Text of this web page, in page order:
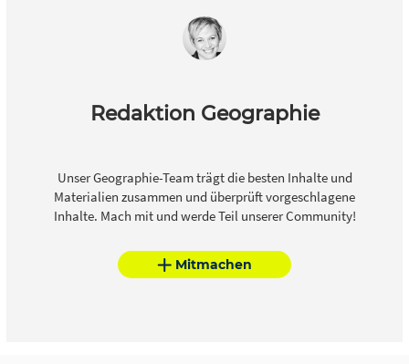
Redaktion Geographie
Unser Geographie-Team trägt die besten Inhalte und
Materialien zusammen und überprüft vorgeschlagene
Inhalte. Mach mit und werde Teil unserer Community!
Mitmachen